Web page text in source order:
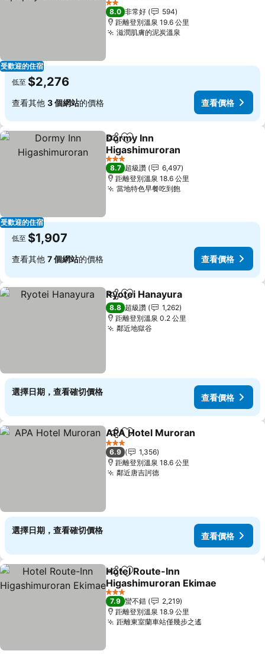
受歡迎的住宿
2 星級
8.0 非常好
594
距離登別溫泉 19.6 公里
滋潤肌膚的泥炭溫泉
低至 $2,276
查看其他 3 個網站的價格 查看價格
受歡迎的住宿
分享 加入我的最愛
Dormy Inn
Higashimuroran
3 星級
8.7 超級讚
6,497
距離登別溫泉 18.6 公里
當地特色早餐吃到飽
低至 $1,907
查看其他 7 個網站的價格 查看價格
分享 加入我的最愛
Ryotei Hanayura
8.8 超級讚
1,262
距離登別溫泉 0.2 公里
鄰近地獄谷
選擇日期，查看確切價格
查看價格
分享 加入我的最愛
APA Hotel Muroran
3 星級
6.9
1,356
距離登別溫泉 18.6 公里
鄰近唐吉訶德
選擇日期，查看確切價格
查看價格
分享 加入我的最愛
Hotel Route-Inn
Higashimuroran Ekimae
3 星級
7.9 蠻不錯
2,219
距離登別溫泉 18.9 公里
距離東室蘭車站僅幾步之遙